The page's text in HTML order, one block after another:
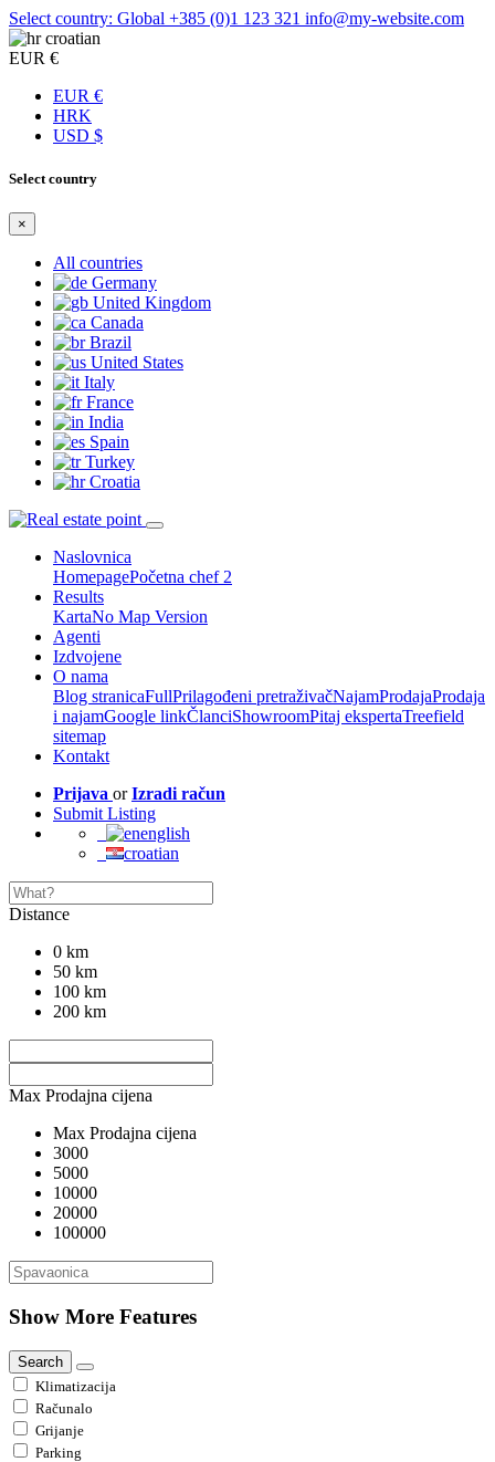
Select country: Global +385 (0)1 123 321 info@my-website.com
croatian
EUR €
EUR €
HRK
USD $
Select country
×
All countries
Germany
United Kingdom
Canada
Brazil
United States
Italy
France
India
Spain
Turkey
Croatia
Naslovnica
HomepagePočetna chef 2
Results
KartaNo Map Version
Agenti
Izdvojene
O nama
Blog stranicaFullPrilagođeni pretraživačNajamProdajaProdaja
i najamGoogle linkČlanciShowroomPitaj ekspertaTreefield
sitemap
Kontakt
Prijava orIzradi račun
Submit Listing
english
croatian
Distance
0 km
50 km
100 km
200 km
Max Prodajna cijena
Max Prodajna cijena
3000
5000
10000
20000
100000
Show More Features
Search
Klimatizacija
Računalo
Grijanje
Parking